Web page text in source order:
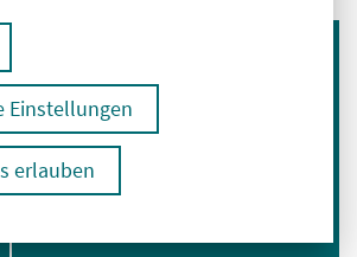
Einstellungen
erlauben
bleiben
für unseren Newsletter an: